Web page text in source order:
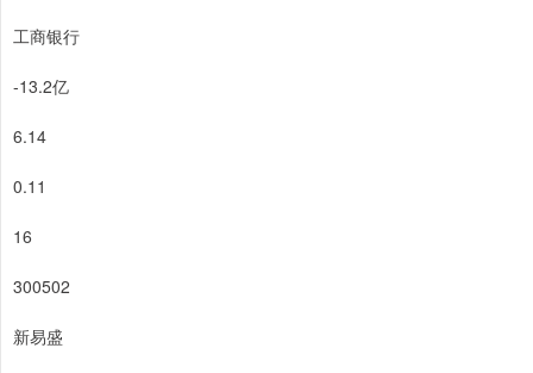
工商银行
-13.2亿
6.14
0.11
16
300502
新易盛